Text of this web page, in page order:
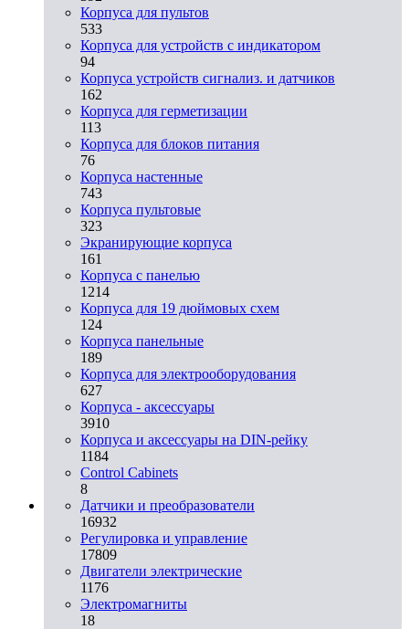
Корпуса для пультов
533
Корпуса для устройств с индикатором
94
Корпуса устройств сигнализ. и датчиков
162
Корпуса для герметизации
113
Корпуса для блоков питания
76
Корпуса настенные
743
Корпуса пультовые
323
Экранирующие корпуса
161
Корпуса с панелью
1214
Корпуса для 19 дюймовых схем
124
Корпуса панельные
189
Корпуса для электрооборудования
627
Корпуса - аксессуары
3910
Корпуса и аксессуары на DIN-рейку
1184
Control Cabinets
8
Датчики и преобразователи
16932
Регулировка и управление
17809
Двигатели электрические
1176
Электромагниты
18